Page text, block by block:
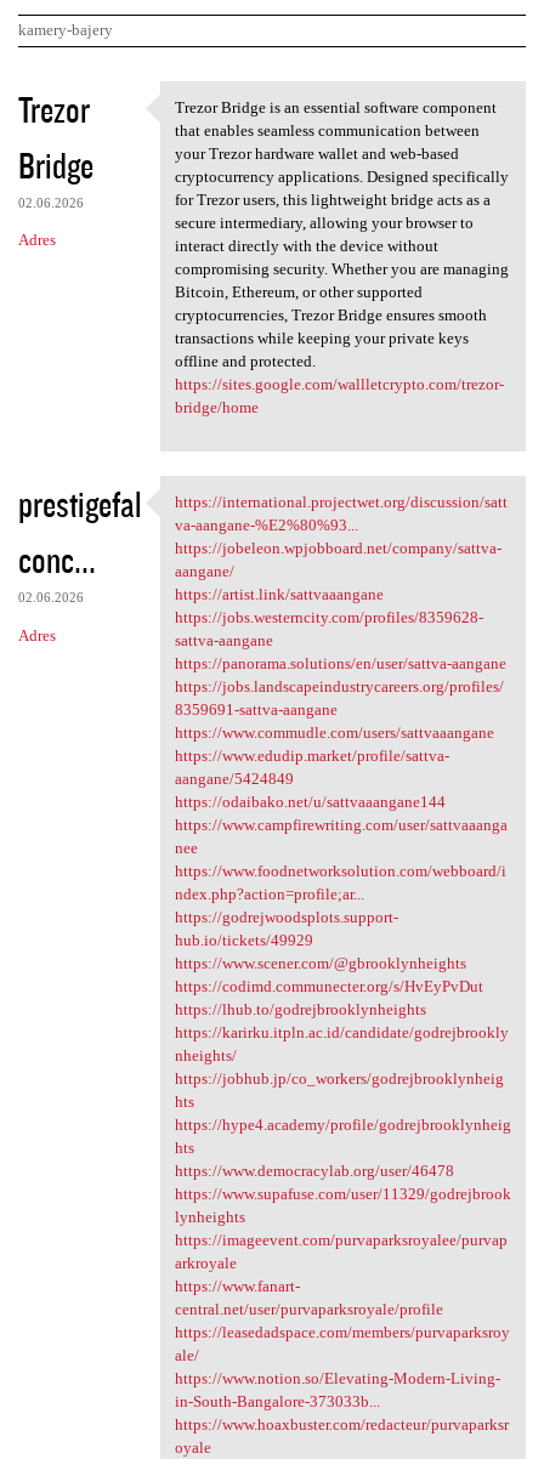
kamery-bajery
K
o
m
e
n
Trezor
Bridge
02.06.2026
Adres
Trezor Bridge is an essential
Trezor Bridge is an essential software component
that enables seamless communication between
your Trezor hardware wallet and web-based
cryptocurrency applications. Designed specifically
for Trezor users, this lightweight bridge acts as a
secure intermediary, allowing your browser to
interact directly with the device without
compromising security. Whether you are managing
Bitcoin, Ethereum, or other supported
cryptocurrencies, Trezor Bridge ensures smooth
transactions while keeping your private keys
offline and protected.
https://sites.google.com/wallletcrypto.com/trezor-
bridge/home
prestigefal
conc...
02.06.2026
Adres
https://international
https://international.projectwet.org/discussion/satt
va-aangane-%E2%80%93...
https://jobeleon.wpjobboard.net/company/sattva-
aangane/
https://artist.link/sattvaaangane
https://jobs.westerncity.com/profiles/8359628-
sattva-aangane
https://panorama.solutions/en/user/sattva-aangane
https://jobs.landscapeindustrycareers.org/profiles/
8359691-sattva-aangane
https://www.commudle.com/users/sattvaaangane
https://www.edudip.market/profile/sattva-
aangane/5424849
https://odaibako.net/u/sattvaaangane144
https://www.campfirewriting.com/user/sattvaaanga
nee
https://www.foodnetworksolution.com/webboard/i
ndex.php?action=profile;ar...
https://godrejwoodsplots.support-
hub.io/tickets/49929
https://www.scener.com/@gbrooklynheights
https://codimd.communecter.org/s/HvEyPvDut
https://lhub.to/godrejbrooklynheights
https://karirku.itpln.ac.id/candidate/godrejbrookly
nheights/
https://jobhub.jp/co_workers/godrejbrooklynheig
hts
https://hype4.academy/profile/godrejbrooklynheig
hts
https://www.democracylab.org/user/46478
https://www.supafuse.com/user/11329/godrejbrook
lynheights
https://imageevent.com/purvaparksroyalee/purvap
arkroyale
https://www.fanart-
central.net/user/purvaparksroyale/profile
https://leasedadspace.com/members/purvaparksroy
ale/
https://www.notion.so/Elevating-Modern-Living-
in-South-Bangalore-373033b...
https://www.hoaxbuster.com/redacteur/purvaparksr
oyale